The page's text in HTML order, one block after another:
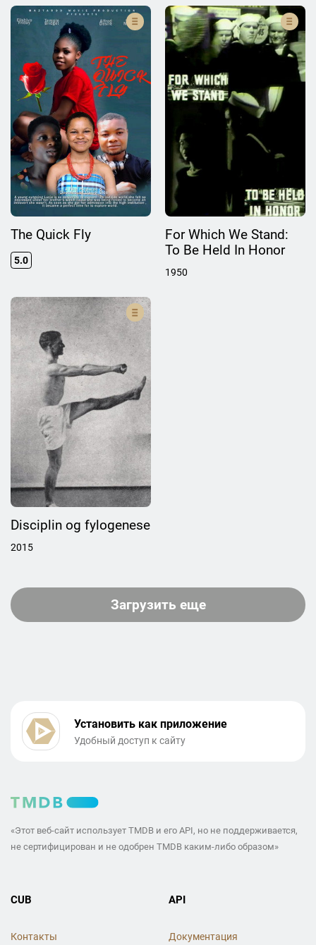
The Quick Fly
5.0
For Which We Stand:
To Be Held In Honor
1950
Disciplin og fylogenese
2015
Загрузить еще
Установить как приложение
Удобный доступ к сайту
«Этот веб-сайт использует TMDB и его API, но не поддерживается,
не сертифицирован и не одобрен TMDB каким-либо образом»
CUB
Контакты
API
Документация